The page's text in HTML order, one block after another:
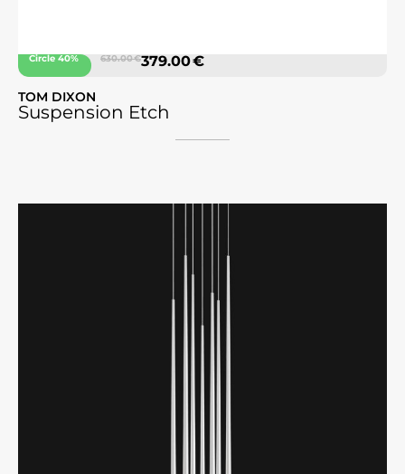
Circle 40% 630.00 €379.00 €
TOM DIXON
Suspension Etch